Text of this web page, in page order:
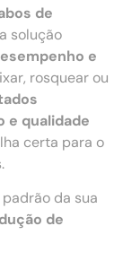
de
solução
e
rosquear ou
e qualidade
certa para o
da sua
de